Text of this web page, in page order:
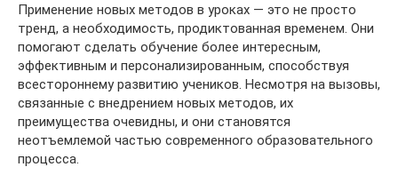
Применение новых методов в уроках — это не просто
тренд, а необходимость, продиктованная временем. Они
помогают сделать обучение более интересным,
эффективным и персонализированным, способствуя
всестороннему развитию учеников. Несмотря на вызовы,
связанные с внедрением новых методов, их
преимущества очевидны, и они становятся
неотъемлемой частью современного образовательного
процесса.